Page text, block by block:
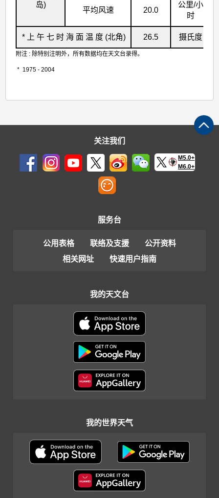
岛)
平均风速 20.0
公里/小
时
* 上 午 七 时 海 面 温 度 (北角) 26.5 摄氏度
附注 : 除特别注明外，所有数据均在天文台录得。
* 1975 - 2004
关注我们
M5.0+
M6.0+
服务台
公用表格 联络及支援
公开资料
相关网址
快速用户指南
我的天文台
我的世界天气